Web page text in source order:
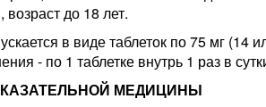
возраст до 18 лет.
в виде таблеток по 75 мг (14
- по 1 таблетке внутрь 1 раз в
МЕДИЦИНЫ